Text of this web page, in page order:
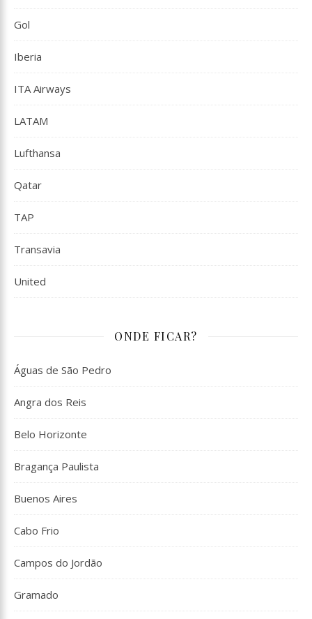
Gol
Iberia
ITA Airways
LATAM
Lufthansa
Qatar
TAP
Transavia
United
ONDE FICAR?
Águas de São Pedro
Angra dos Reis
Belo Horizonte
Bragança Paulista
Buenos Aires
Cabo Frio
Campos do Jordão
Gramado